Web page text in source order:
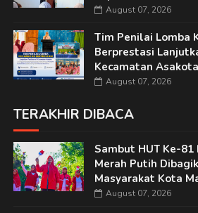
August 07, 2026
Tim Penilai Lomba
Berprestasi
Kecamatan Asakota
August 07, 2026
TERAKHIR DIBACA
Sambut HUT Ke-81
Merah Putih
Masyarakat Kota
August 07, 2026